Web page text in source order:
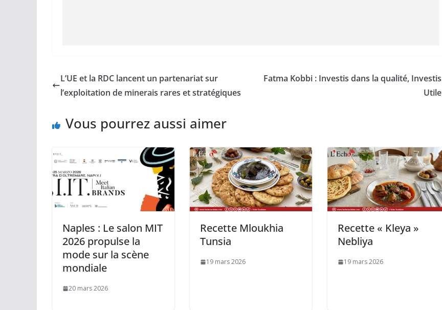
L’UE et la RDC lancent un partenariat sur
l’exploitation de minerais rares et stratégiques
Fatma Kobbi : Investis dans la qualité, Investis
Utile
Vous pourrez aussi aimer
Naples : Le salon MIT
2026 propulse la
mode sur la scène
mondiale
20 mars 2026
Recette Mloukhia
Tunsia
19 mars 2026
Recette « Kleya »
Nebliya
19 mars 2026